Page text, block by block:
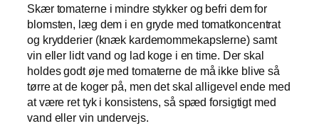
Skær tomaterne i mindre stykker og befri dem for
blomsten, læg dem i en gryde med tomatkoncentrat
og krydderier (knæk kardemommekapslerne) samt
vin eller lidt vand og lad koge i en time. Der skal
holdes godt øje med tomaterne de må ikke blive så
tørre at de koger på, men det skal alligevel ende med
at være ret tyk i konsistens, så spæd forsigtigt med
vand eller vin undervejs.